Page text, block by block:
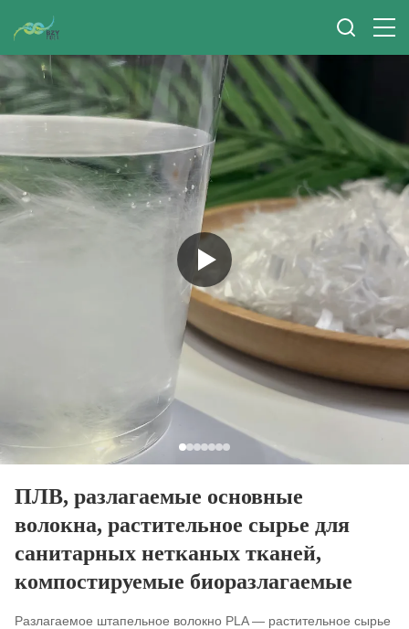
ПЛВ, разлагаемые основные
волокна, растительное сырье для
санитарных нетканых тканей,
компостируемые биоразлагаемые
Разлагаемое штапельное волокно PLA — растительное сырье